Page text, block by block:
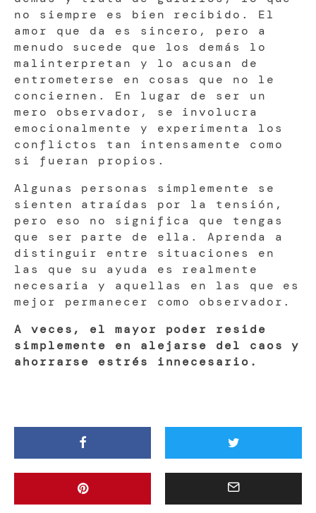
no siempre es bien recibido. El
amor que da es sincero, pero a
menudo sucede que los demás lo
malinterpretan y lo acusan de
entrometerse en cosas que no le
conciernen. En lugar de ser un
mero observador, se involucra
emocionalmente y experimenta los
conflictos tan intensamente como
si fueran propios.
Algunas personas simplemente se
sienten atraídas por la tensión,
pero eso no significa que tengas
que ser parte de ella. Aprenda a
distinguir entre situaciones en
las que su ayuda es realmente
necesaria y aquellas en las que es
mejor permanecer como observador.
A veces, el mayor poder reside
simplemente en alejarse del caos y
ahorrarse estrés innecesario.